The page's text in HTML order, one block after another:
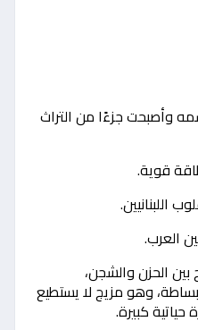
وأصبحت جزءًا من التراث
قوية.
اللبنانيين.
العرب.
الحزن والشجن،
وهو مزيج لا يستطيع
كبيرة.